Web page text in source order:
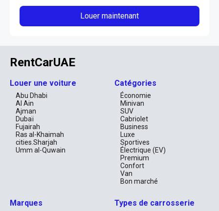
Louer maintenant
RentCarUAE
Louer une voiture
Abu Dhabi
Al Ain
Ajman
Dubaï
Fujairah
Ras al-Khaimah
cities.Sharjah
Umm al-Quwain
Catégories
Économie
Minivan
SUV
Cabriolet
Business
Luxe
Sportives
Électrique (EV)
Premium
Confort
Van
Bon marché
Marques Types de carrosserie